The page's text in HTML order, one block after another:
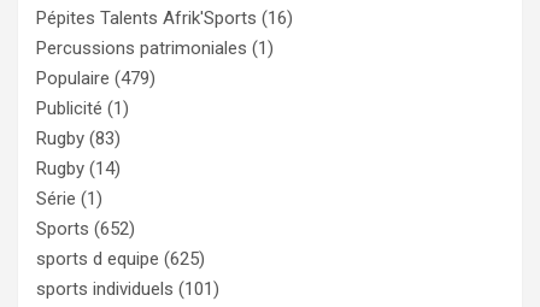
Pépites Talents Afrik'Sports (16)
Percussions patrimoniales (1)
Populaire (479)
Publicité (1)
Rugby (83)
Rugby (14)
Série (1)
Sports (652)
sports d equipe (625)
sports individuels (101)